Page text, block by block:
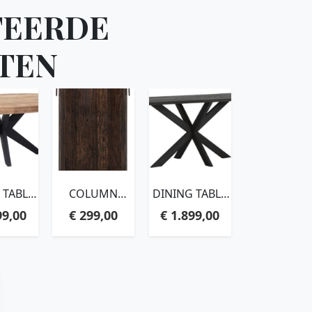
COLUMN
SMALL,60XØ35
€ 299,00
DINING TABLE
RECTANGULAR
€ 1.899,00